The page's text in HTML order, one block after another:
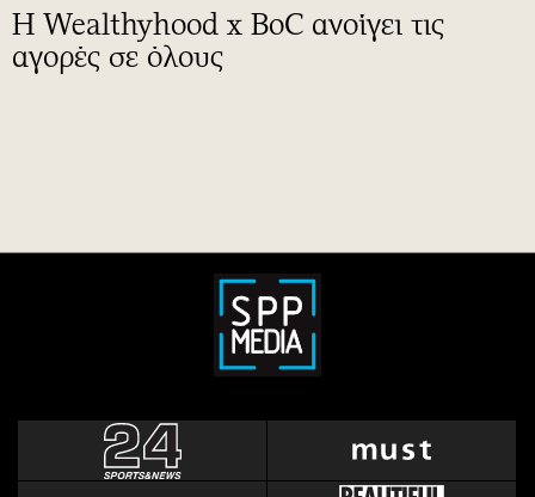
Η Wealthyhood x BoC ανοίγει τις
αγορές σε όλους